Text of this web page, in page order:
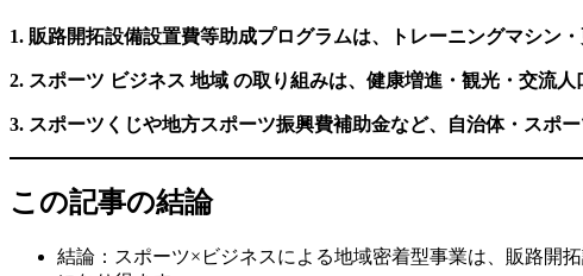
1. 販路開拓設備設置費等助成プログラムは、トレーニングマシン
2. スポーツ ビジネス 地域 の取り組みは、健康増進・観光・交流
3. スポーツくじや地方スポーツ振興費補助金など、自治体・スポ
この記事の結論
結論：スポーツ×ビジネスによる地域密着型事業は、販路開